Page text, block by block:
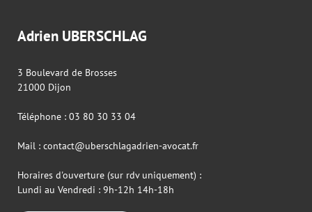
Adrien UBERSCHLAG
3 Boulevard de Brosses
21000 Dijon
Téléphone : 03 80 30 33 04
Mail : contact@uberschlagadrien-avocat.fr
Horaires d'ouverture (sur rdv uniquement) :
Lundi au Vendredi : 9h-12h 14h-18h